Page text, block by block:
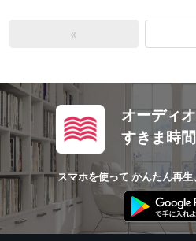
«
オーディ
すきま時
スマホを使って かんたん再